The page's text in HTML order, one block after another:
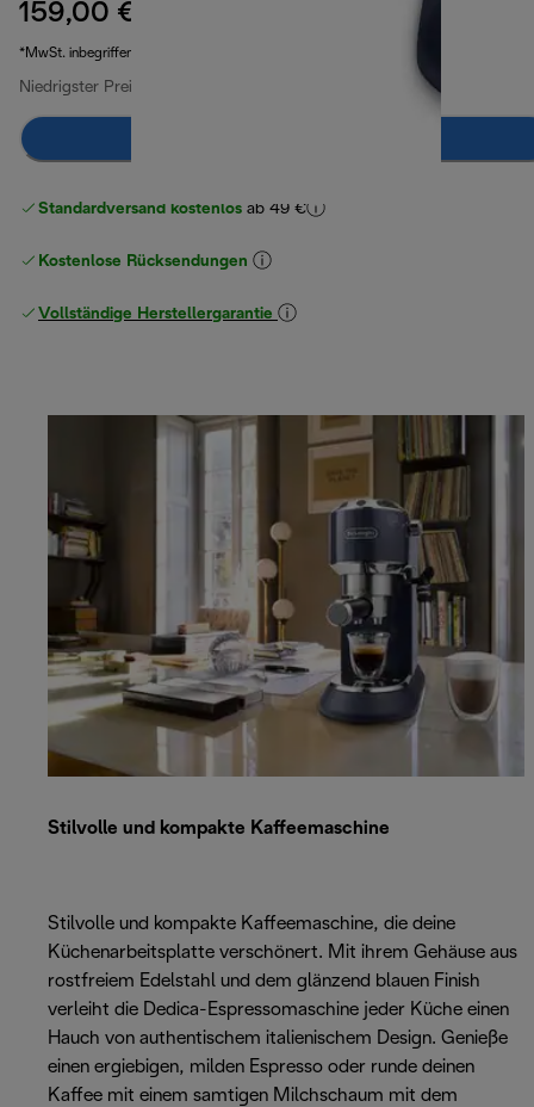
159,00 €
*MwSt. inbegriffen
Niedrigster Preis seit 30 Tagen
Standardversand kostenlos ab 49 €
Kostenlose Rücksendungen
Vollständige Herstellergarantie
Stilvolle und kompakte Kaffeemaschine
Stilvolle und kompakte Kaffeemaschine, die deine
Küchenarbeitsplatte verschönert. Mit ihrem Gehäuse aus
rostfreiem Edelstahl und dem glänzend blauen Finish
verleiht die Dedica-Espressomaschine jeder Küche einen
Hauch von authentischem italienischem Design. Genieße
einen ergiebigen, milden Espresso oder runde deinen
Kaffee mit einem samtigen Milchschaum mit dem